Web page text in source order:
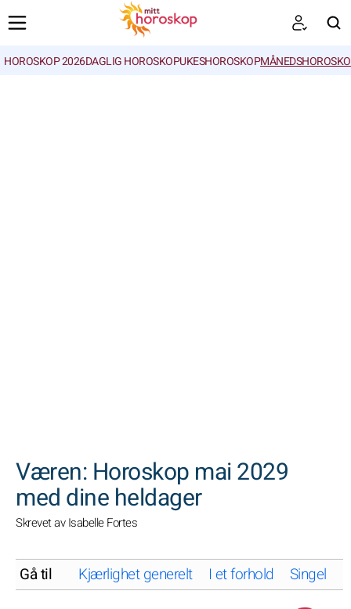
HOROSKOP 2026DAGLIG HOROSKOPUKESHOROSKOP
Væren: Horoskop mai 2029
med dine heldager
Skrevet av Isabelle Fortes
Gå til Kjærlighet generelt I et forhold Singel